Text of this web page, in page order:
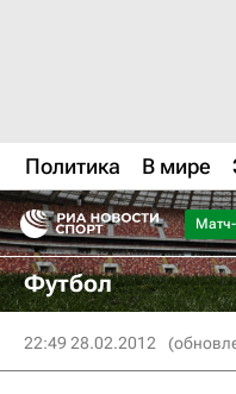
Политика В мире
Футбол
22:49 28.02.2012